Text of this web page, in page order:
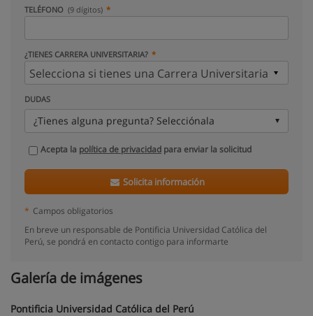
TELÉFONO (9 dígitos)
¿TIENES CARRERA UNIVERSITARIA?
DUDAS
¿Tienes alguna pregunta? Selecciónala
Acepta la política de privacidad para enviar la solicitud
Solicita información
* Campos obligatorios
En breve un responsable de Pontificia Universidad Católica del
Perú, se pondrá en contacto contigo para informarte
Galería de imágenes
Pontificia Universidad Católica del Perú